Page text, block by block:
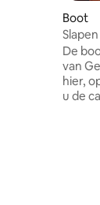
Boot
De
van
hier,
u de